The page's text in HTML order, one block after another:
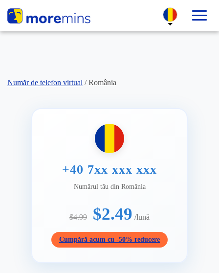
Număr de telefon virtual /România
+40 7xx xxx xxx
Numărul tău din România
$4.99 $2.49 /lună
Cumpără acum cu -50% reducere